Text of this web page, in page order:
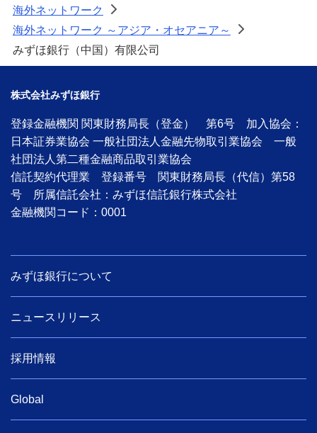
海外ネットワーク
>
海外ネットワーク ～アジア・オセアニア～
>
みずほ銀行（中国）有限公司
株式会社みずほ銀行
登録金融機関 関東財務局長（登金） 第6号 加入協会：
日本証券業協会 一般社団法人金融先物取引業協会 一般
社団法人第二種金融商品取引業協会
信託契約代理業 登録番号 関東財務局長（代信）第58
号 所属信託会社：みずほ信託銀行株式会社
金融機関コード：0001
みずほ銀行について
ニュースリリース
採用情報
Global